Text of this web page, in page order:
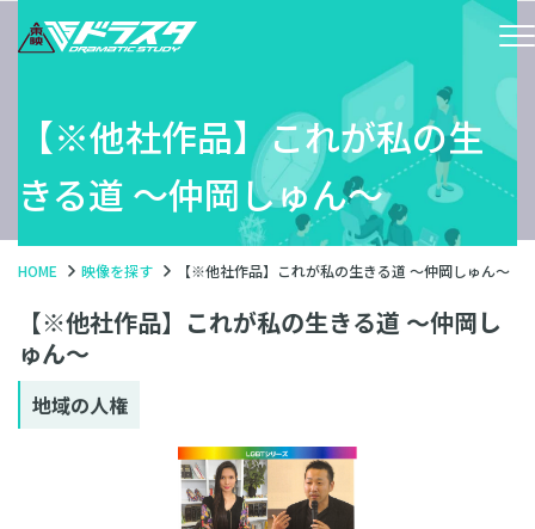
【※他社作品】これが私の生
きる道 〜仲岡しゅん〜
HOME 映像を探す 【※他社作品】これが私の生きる道 〜仲岡しゅん〜
【※他社作品】これが私の生きる道 〜仲岡し
ゅん〜
地域の人権